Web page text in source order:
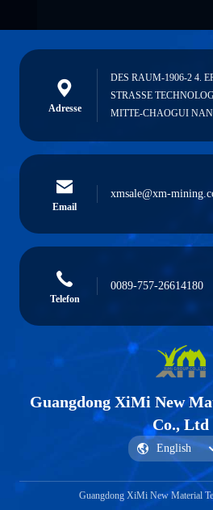
Adresse
DES RAUM-1906-2 4.
STRASSE
MITTE-CHAOGUI NAN
Email
xmsale@xm-
Telefon
0089-757-26614180
Guangdong XiMi New
Co., Ltd
Guangdong XiMi New Material